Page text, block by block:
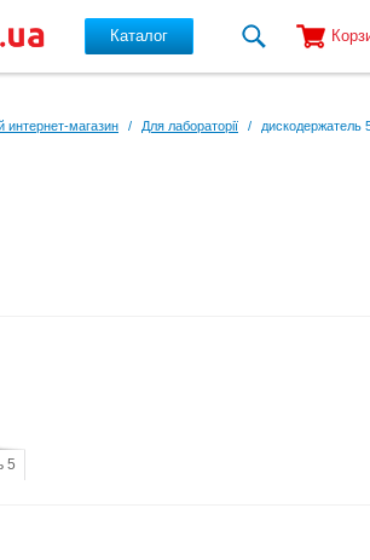
Каталог
интернет-магазин / Для лабораторії / дискодержатель
5